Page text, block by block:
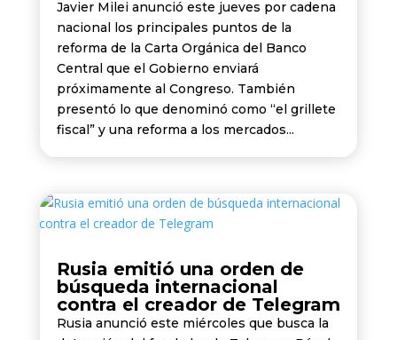
Javier Milei anunció este jueves por cadena
nacional los principales puntos de la
reforma de la Carta Orgánica del Banco
Central que el Gobierno enviará
próximamente al Congreso. También
presentó lo que denominó como “el grillete
fiscal” y una reforma a los mercados...
Rusia emitió una orden de
búsqueda internacional
contra el creador de Telegram
Rusia anunció este miércoles que busca la